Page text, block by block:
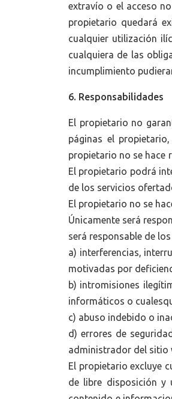
extravío o el acceso
propietario quedará
cualquier utilización
cualquiera de las
incumplimiento
6. Responsabilidades
El propietario no
páginas el
propietario no se hace
El propietario podrá
de los servicios
El propietario no se
Únicamente será
será responsable de
a) interferencias,
motivadas por
b) intromisiones
informáticos o
c) abuso indebido o
d) errores de
administrador del sitio
El propietario excluye
de libre disposición y